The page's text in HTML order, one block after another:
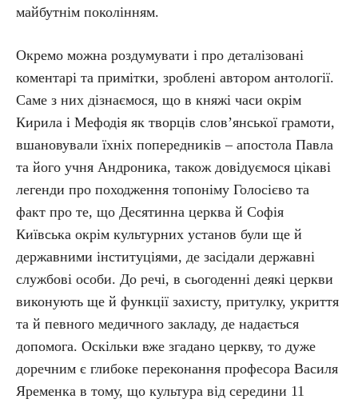
майбутнім поколінням.
Окремо можна роздумувати і про деталізовані
коментарі та примітки, зроблені автором антології.
Саме з них дізнаємося, що в княжі часи окрім
Кирила і Мефодія як творців слов’янської грамоти,
вшановували їхніх попередників – апостола Павла
та його учня Андроника, також довідуємося цікаві
легенди про походження топоніму Голосієво та
факт про те, що Десятинна церква й Софія
Київська окрім культурних установ були ще й
державними інституціями, де засідали державні
службові особи. До речі, в сьогоденні деякі церкви
виконують ще й функції захисту, притулку, укриття
та й певного медичного закладу, де надається
допомога. Оскільки вже згадано церкву, то дуже
доречним є глибоке переконання професора Василя
Яременка в тому, що культура від середини 11